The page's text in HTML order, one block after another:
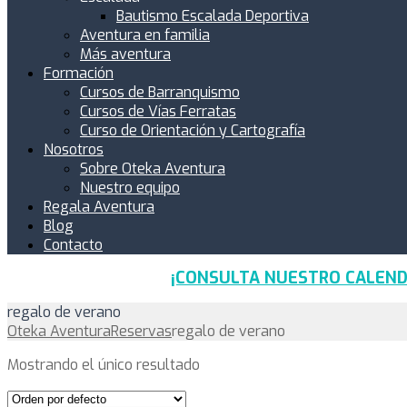
Bautismo Escalada Deportiva
Aventura en familia
Más aventura
Formación
Cursos de Barranquismo
Cursos de Vías Ferratas
Curso de Orientación y Cartografía
Nosotros
Sobre Oteka Aventura
Nuestro equipo
Regala Aventura
Blog
Contacto
¡CONSULTA NUESTRO
regalo de verano
Oteka AventuraReservasregalo de verano
Mostrando el único resultado